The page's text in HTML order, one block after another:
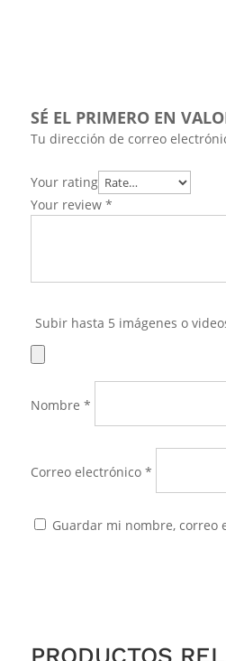
SÉ EL PRIMERO EN
Tu dirección de correo
Your rating
Your review *
Subir hasta 5 imágenes o
Nombre *
Correo electrónico *
Guardar mi nombre, correo
PRODUCTOS